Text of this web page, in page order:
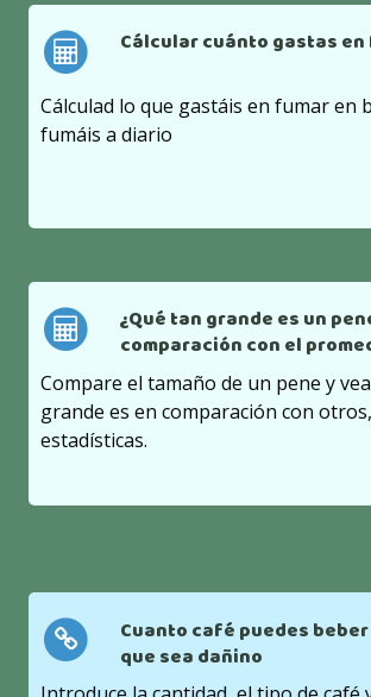
Cálcular cuánto gastas
Cálculad lo que gastáis en fumar en
fumáis a diario
¿Qué tan grande es un
comparación con el
Compare el tamaño de un pene y
grande es en comparación con
estadísticas.
Cuanto café puedes
que sea dañino